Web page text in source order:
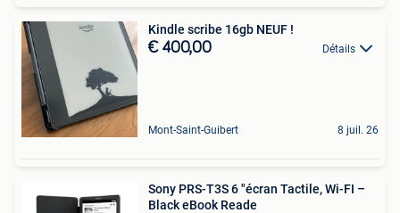
Kindle scribe 16gb NEUF !
€ 400,00 Détails
Mont-Saint-Guibert 8 juil. 26
Sony PRS-T3S 6 "écran Tactile, Wi-FI –
Black eBook Reade